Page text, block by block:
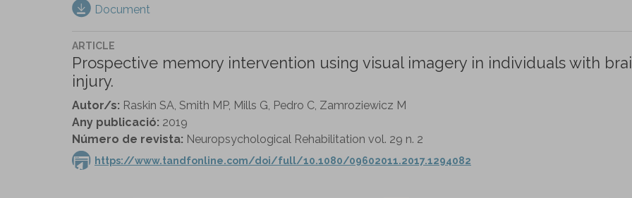
Document
ARTICLE
Prospective memory intervention using visual imagery in individuals with
injury.
Autor/s: Raskin SA, Smith MP, Mills G, Pedro C, Zamroziewicz M
Any publicació: 2019
Número de revista: Neuropsychological Rehabilitation vol. 29 n. 2
https://www.tandfonline.com/doi/full/10.1080/09602011.2017.1294082